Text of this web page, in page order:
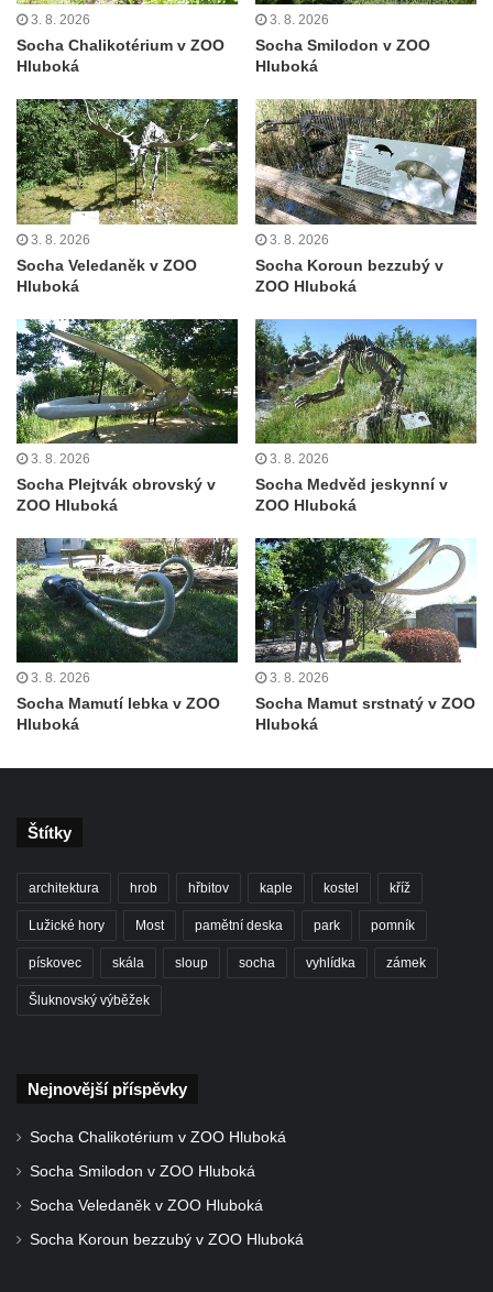
Třebušíně
Pamětní deska Johanna Nepomuka
Fischera na domě čp. 5/16 na třídě 9.
května v Rumburku
Pamětní deska Johanna Neumanna
severně od Tokáně
Obrázek svatého Huberta na buku svatého
Obrázek svatého Jakuba na skále u cesty
východně od Srbské Kamenice
Busta Jana Amose Komenského na domě
čp. 37 v Račicích
Socha ležícího koně v Sadech
Československé armády v Teplicích
Socha Medvídě v Tierpark Chemnitz
Sochy Ležící žena v Tierpark Chemnitz
Socha Skupina jeřábů v Tierpark Chemnitz
Socha Panter v ZOO Leipzig
Socha Dívka s mušlí v ZOO Leipzig
Socha Tygr v ZOO Leipzig
Socha Marabu v ZOO Leipzig
Socha Býk v ZOO Dresden
Socha Uprchlý otrok bojuje s divokým psem
v ZOO Dresden
Socha divokého prasete před vstupem do
Vltavou
Pamětní kámen revitalizace Vltavy Vraňany
– Hořín u Lužce nad Vltavou
3. 8. 2026
Socha Chalikotérium v ZOO
Hluboká
3. 8. 2026
Socha Smilodon v ZOO
Hluboká
3. 8. 2026
Socha Veledaněk v ZOO
Hluboká
3. 8. 2026
Socha Koroun bezzubý v
ZOO Hluboká
3. 8. 2026
Socha Plejtvák obrovský v
ZOO Hluboká
3. 8. 2026
Socha Medvěd jeskynní v
ZOO Hluboká
3. 8. 2026
Socha Mamutí lebka v ZOO
Hluboká
3. 8. 2026
Socha Mamut srstnatý v ZOO
Hluboká
Štítky
architektura hrob hřbitov kaple kostel kříž
Lužické hory Most pamětní deska park pomník
pískovec skála sloup socha vyhlídka zámek
Šluknovský výběžek
Nejnovější příspěvky
Socha Chalikotérium v ZOO Hluboká
Socha Smilodon v ZOO Hluboká
Socha Veledaněk v ZOO Hluboká
Socha Koroun bezzubý v ZOO Hluboká